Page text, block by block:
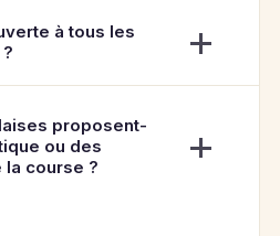
à tous les
proposent-
ou des
la course ?